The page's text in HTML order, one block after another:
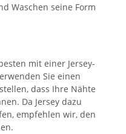
Waschen seine Form
mit einer Jersey-
Sie einen
dass Ihre Nähte
Da Jersey dazu
empfehlen wir, den